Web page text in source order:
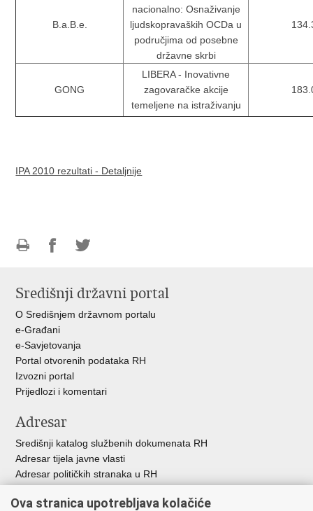
B.a.B.e.
nacionalno: Osnaživanje
ljudskopravaških OCDa u
područjima od posebne
državne skrbi
GONG
LIBERA - Inovativne
zagovaračke akcije
temeljene na istraživanju
IPA 2010 rezultati - Detaljnije
FacebookuTwitteru
Središnji državni portal
O Središnjem državnom portalu
e-Građani
e-Savjetovanja
Portal otvorenih podataka RH
Izvozni portal
Prijedlozi i komentari
Adresar
Središnji katalog službenih dokumenata RH
Adresar tijela javne vlasti
Adresar političkih stranaka u RH
Besplatni telefoni javne uprave
Ova stranica upotrebljava kolačiće